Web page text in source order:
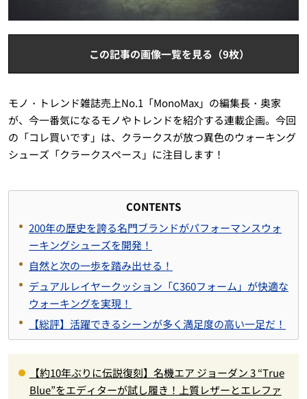
この記事の画像一覧を見る（9枚）
モノ・トレンド雑誌売上No.1「MonoMax」の編集長・奥家
が、今一番気になるモノやトレンドを紹介する連載企画。今回
の「コレ買いです」は、クラークスが放つ異色のウォーキング
シューズ「クラークスペース」に注目します！
CONTENTS
200年の歴史を誇る名門ブランドがパフォーマンスウォ
ーキングシューズを開発！
自然と次の一歩を踏み出せる！
デュアルレイヤークッション「C360フォーム」が快適な
ウォーキングを実現！
【総評】活躍できるシーンが多く満足度の高い一足だ！
【約10年ぶりに伝説復刻】名機エア ジョーダン 3 “True
Blue”をエディターが試し履き！上質レザーとエレファ